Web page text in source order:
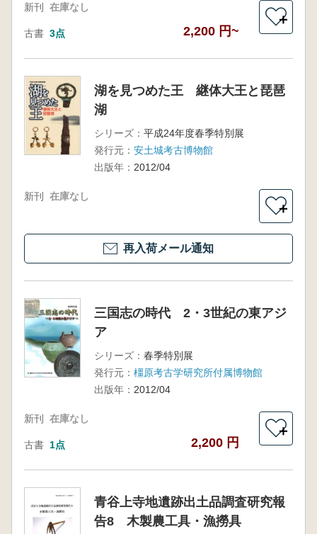
新刊 在庫なし
古書 3点 2,200 円~
＋
湖を見つめた王 継体大王と琵琶
湖
シリーズ： 平成24年度春季特別展
発行元： 安土城考古博物館
出版年： 2012/04
新刊 在庫なし
＋
再入荷メール通知
三国志の時代 2・3世紀の東アジ
ア
シリーズ： 春季特別展
発行元： 橿原考古学研究所付属博物館
出版年： 2012/04
新刊 在庫なし
古書 1点 2,200 円
＋
青谷上寺地遺跡出土品調査研究報
告8 木製農工具・漁撈具